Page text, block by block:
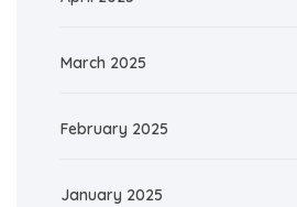
March 2025
February 2025
January 2025